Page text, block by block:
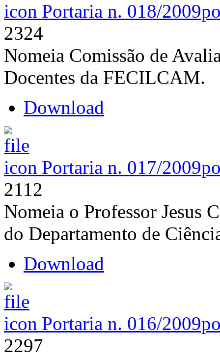
Portaria n. 018/2009
2324
Nomeia Comissão de
Docentes da FECILCAM.
Download
Portaria n. 017/2009
2112
Nomeia o Professor Jesus
do Departamento de
Download
Portaria n. 016/2009
2297